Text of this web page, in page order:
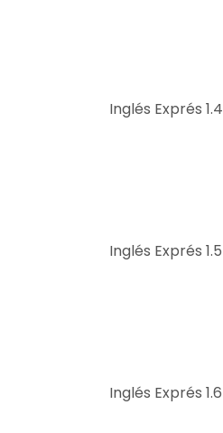
Inglés Exprés 1.4
Inglés Exprés 1.5
Inglés Exprés 1.6